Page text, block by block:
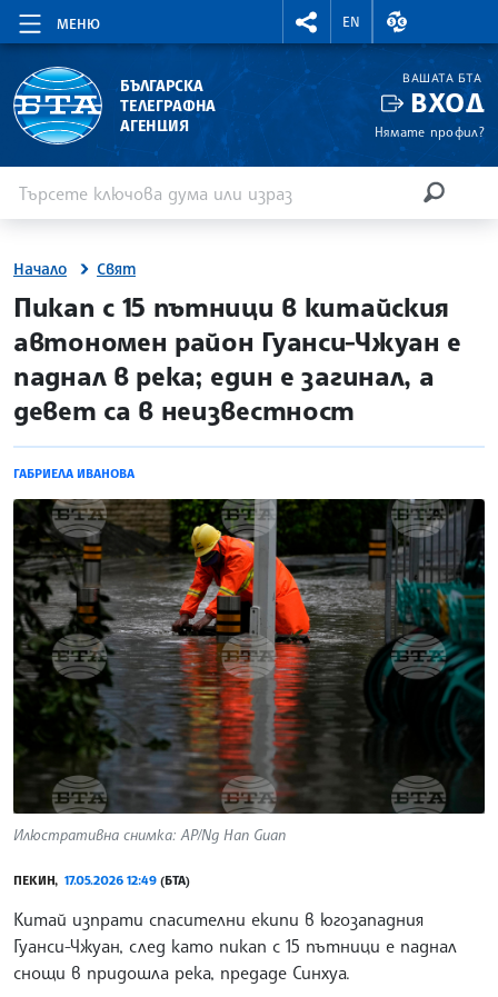
МЕНЮ
RIGHTMENU.SOCIAL
EN
ВАЛУТНИ
БЪЛГАРСКА
ТЕЛЕГРАФНА
АГЕНЦИЯ
ВАШАТА БТА
ВХОД
Нямате профил?
Начало Свят
site.bta
Пикап с 15 пътници в китайския
автономен район Гуанси-Чжуан е
паднал в река; един е загинал, а
девет са в неизвестност
ГАБРИЕЛА ИВАНОВА
Илюстративна снимка: AP/Ng Han Guan
ПЕКИН, 17.05.2026 12:49 (БТА)
Китай изпрати спасителни екипи в югозападния
Гуанси-Чжуан, след като пикап с 15 пътници е паднал
снощи в придошла река, предаде Синхуа.